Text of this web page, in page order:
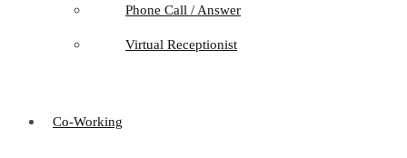
Phone Call / Answer
Virtual Receptionist
Co-Working